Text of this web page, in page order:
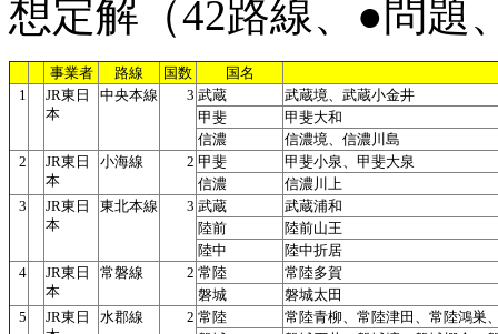
想定解（42路線、●問
事業者 路線 国数
国名
1
JR東日
本
中央本線 3 武蔵
武蔵境、武蔵小金井
甲斐
甲斐大和
信濃
信濃境、信濃川島
2
JR東日
本
小海線 2 甲斐
甲斐小泉、甲斐大泉
信濃
信濃川上
3
JR東日
本
東北本線 3 武蔵
武蔵浦和
陸前
陸前山王
陸中
陸中折居
4
JR東日
本
常磐線 2 常陸
常陸多賀
磐城
磐城太田
5
JR東日
水郡線 2 常陸
常陸青柳、常陸津田、常陸鴻巣